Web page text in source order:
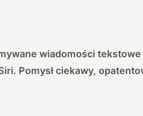
wiadomości tekstowe
Pomysł ciekawy,